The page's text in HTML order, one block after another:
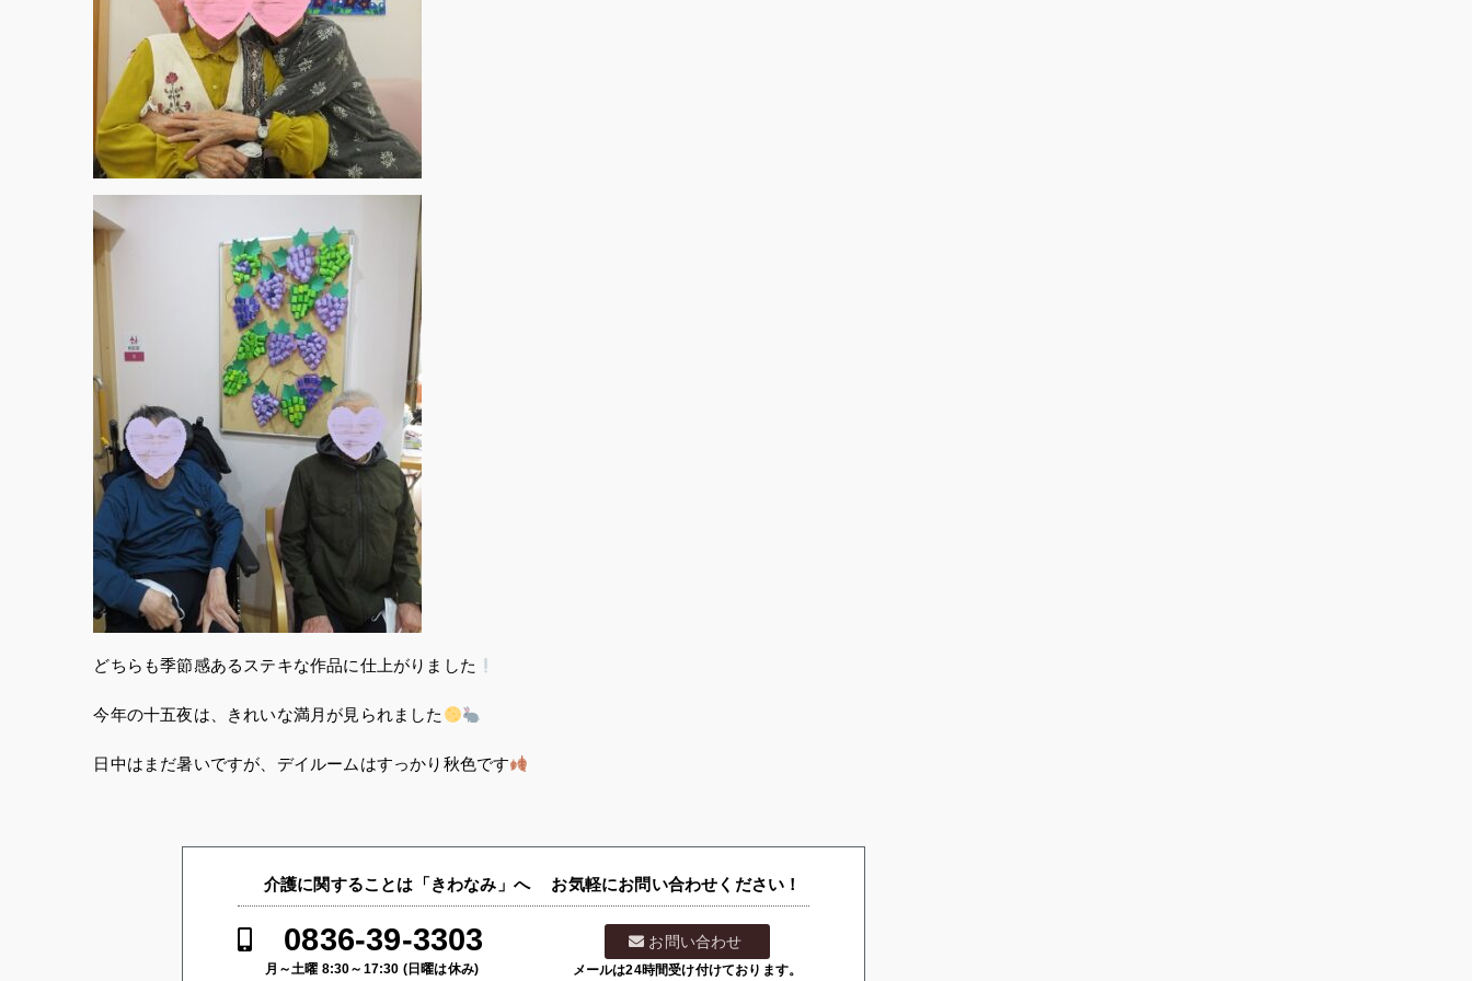
どちらも季節感あるステキな作品に仕上がりました
今年の十五夜は、きれいな満月が見られました
日中はまだ暑いですが、デイルームはすっかり秋色です
介護に関することは「きわなみ」へ お気軽にお問い合わせください！
0836-39-3303
月～土曜 8:30～17:30 (日曜は休み)
お問い合わせ
メールは24時間受け付けております。